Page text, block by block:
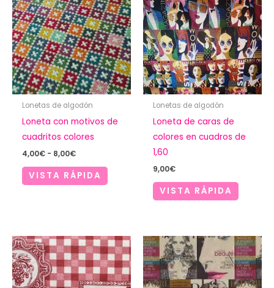
Lonetas de algodón
Loneta con motivos de
cuadritos colores
4,00€ - 8,00€Rango
precios:
VISTA RÁPIDA
Lonetas de algodón
Loneta de caras de
colores en cuadros de
1,60
9,00€
VISTA RÁPIDA